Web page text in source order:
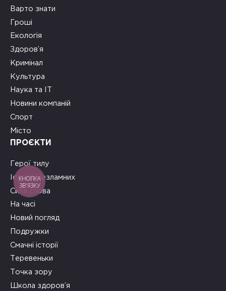
Варто знати
Гроші
Екологія
Здоров’я
Кримінал
Культура
Наука та ІТ
Новини компаній
Спорт
Місто
ПРОЄКТИ
Герої тилу
Історії Незламних
Сила слова
На часі
Новий погляд
Подружки
Смачні історії
Теревеньки
Точка зору
Школа здоров’я
КНОПКА
ЗВ'ЯЗКУ